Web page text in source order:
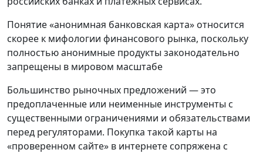
Понятие «анонимная банковская карта» относится
скорее к мифологии финансового рынка, поскольку
полностью анонимные продукты законодательно
запрещены в мировом масштабе
Большинство рыночных предложений — это
предоплаченные или неименные инструменты с
существенными ограничениями и обязательствами
перед регуляторами. Покупка такой карты на
«проверенном сайте» в интернете сопряжена с